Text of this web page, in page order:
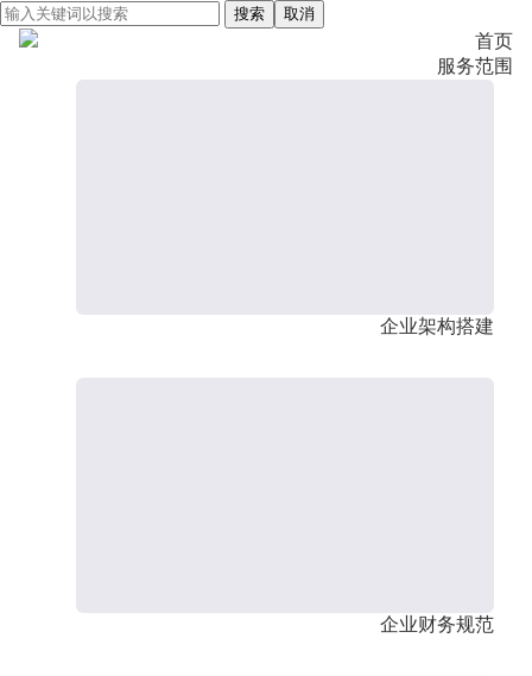
搜索 取消
首页
服务范围
企业架构搭建
企业财务规范